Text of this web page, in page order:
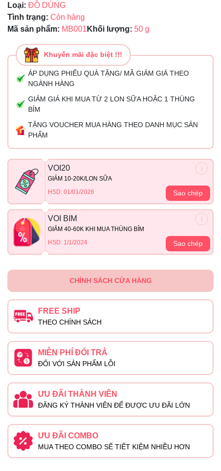
Loại: ĐỒ DÙNG
Tình trạng: Còn hàng
Mã sản phẩm: MB001 Khối lượng: 50 g
Khuyến mãi đặc biệt !!!
ÁP DỤNG PHIẾU QUÀ TẶNG/ MÃ GIẢM GIÁ THEO
NGÀNH HÀNG
GIẢM GIÁ KHI MUA TỪ 2 LON SỮA HOẶC 1 THÙNG
BỈM
TẶNG VOUCHER MUA HÀNG THEO DANH MỤC SẢN
PHẨM
VOI20
GIẢM 10-20K/LON SỮA
HSD: 01/01/2026
Sao chép
VOI BIM
GIẢM 40-60K KHI MUA THÙNG BỈM
HSD: 1/1/2024
Sao chép
CHÍNH SÁCH CỬA HÀNG
FREE SHIP
THEO CHÍNH SÁCH
MIỄN PHÍ ĐỔI TRẢ
ĐỐI VỚI SẢN PHẨM LỖI
ƯU ĐÃI THÀNH VIÊN
ĐĂNG KÝ THÀNH VIÊN ĐỂ ĐƯỢC ƯU ĐÃI LỚN
ƯU ĐÃI COMBO
MUA THEO COMBO SẼ TIẾT KIỆM NHIỀU HƠN